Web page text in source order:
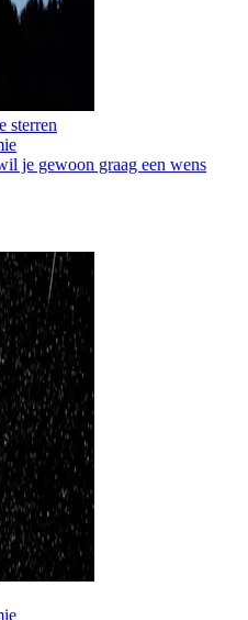
sterren
je gewoon graag een wens